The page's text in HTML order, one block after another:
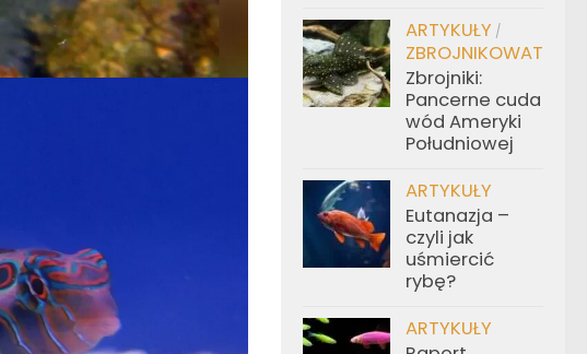
ARTYKUŁY /
ZBROJNIKOWATE
Zbrojniki:
Pancerne cuda
wód Ameryki
Południowej
ARTYKUŁY
Eutanazja –
czyli jak
uśmiercić
rybę?
ARTYKUŁY